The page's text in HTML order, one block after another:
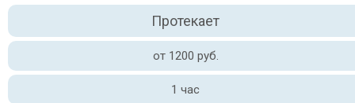
Протекает
от 1200 руб.
1 час